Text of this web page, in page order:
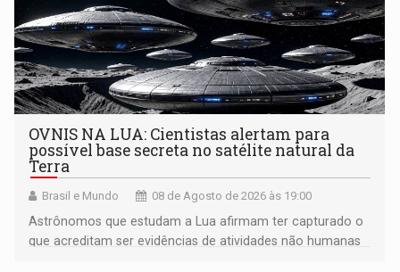
OVNIS NA LUA: Cientistas alertam para
possível base secreta no satélite natural da
Terra
Brasil e Mundo 08 de Agosto de 2026 às 19:00
Astrônomos que estudam a Lua afirmam ter capturado o
que acreditam ser evidências de atividades não humanas